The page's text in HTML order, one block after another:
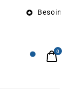
Besoin
0